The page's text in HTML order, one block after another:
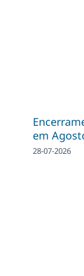
em
28-07-2026